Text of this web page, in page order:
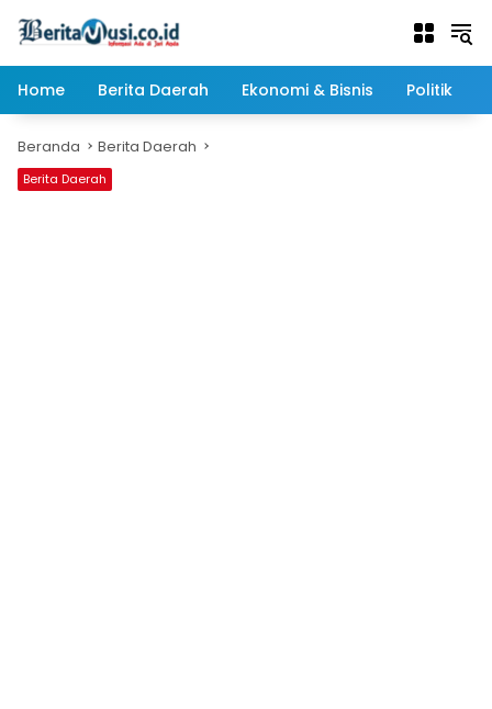
Home
Berita Daerah Ekonomi & Bisnis Politik
Beranda Berita Daerah
Berita Daerah